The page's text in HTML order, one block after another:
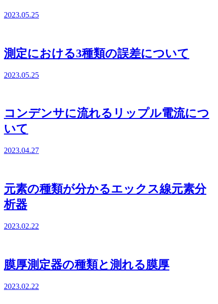
2023.05.25
測定における3種類の誤差について
2023.05.25
コンデンサに流れるリップル電流につ
いて
2023.04.27
元素の種類が分かるエックス線元素分
析器
2023.02.22
膜厚測定器の種類と測れる膜厚
2023.02.22